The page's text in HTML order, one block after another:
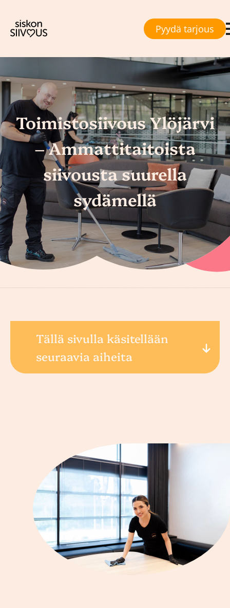
Pyydä tarjous
Toimistosiivous Ylöjärvi
– Ammattitaitoista
siivousta suurella
sydämellä
Tällä sivulla käsitellään
seuraavia aiheita